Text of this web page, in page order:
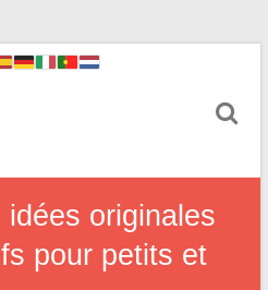
originales
pour petits et